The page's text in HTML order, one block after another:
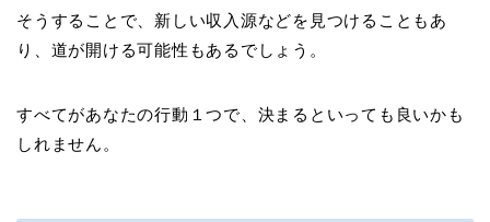
そうすることで、新しい収入源などを見つけることもあ
り、道が開ける可能性もあるでしょう。
すべてがあなたの行動１つで、決まるといっても良いかも
しれません。